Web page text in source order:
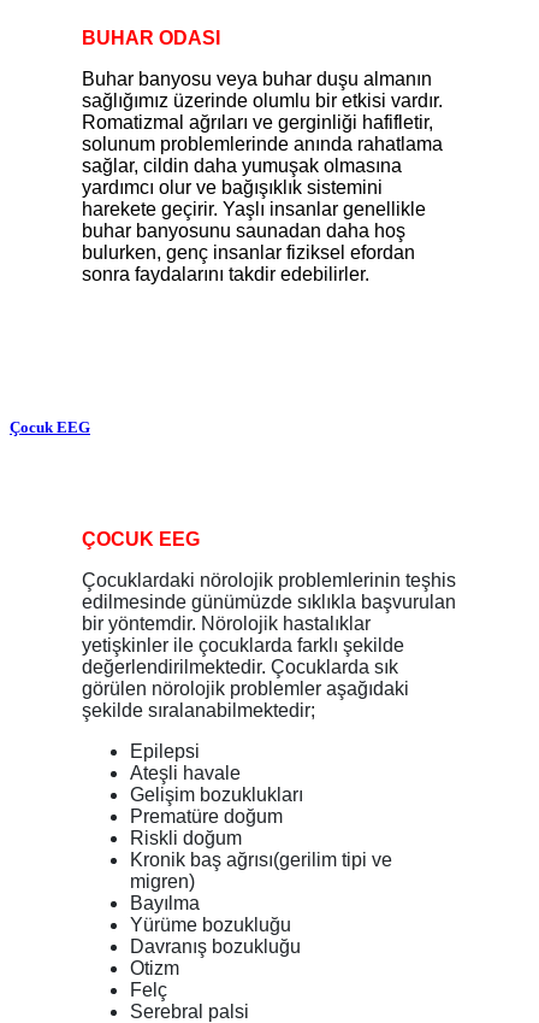
BUHAR ODASI
Buhar banyosu veya buhar duşu almanın
sağlığımız üzerinde olumlu bir etkisi vardır.
Romatizmal ağrıları ve gerginliği hafifletir,
solunum problemlerinde anında rahatlama
sağlar, cildin daha yumuşak olmasına
yardımcı olur ve bağışıklık sistemini
harekete geçirir. Yaşlı insanlar genellikle
buhar banyosunu saunadan daha hoş
bulurken, genç insanlar fiziksel efordan
sonra faydalarını takdir edebilirler.
Çocuk EEG
ÇOCUK EEG
Çocuklardaki nörolojik problemlerinin teşhis
edilmesinde günümüzde sıklıkla başvurulan
bir yöntemdir. Nörolojik hastalıklar
yetişkinler ile çocuklarda farklı şekilde
değerlendirilmektedir. Çocuklarda sık
görülen nörolojik problemler aşağıdaki
şekilde sıralanabilmektedir;
Epilepsi
Ateşli havale
Gelişim bozuklukları
Prematüre doğum
Riskli doğum
Kronik baş ağrısı(gerilim tipi ve
migren)
Bayılma
Yürüme bozukluğu
Davranış bozukluğu
Otizm
Felç
Serebral palsi